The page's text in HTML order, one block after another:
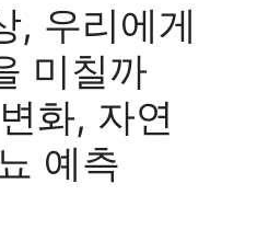
, 우리에게
미칠까
화, 자연
예측